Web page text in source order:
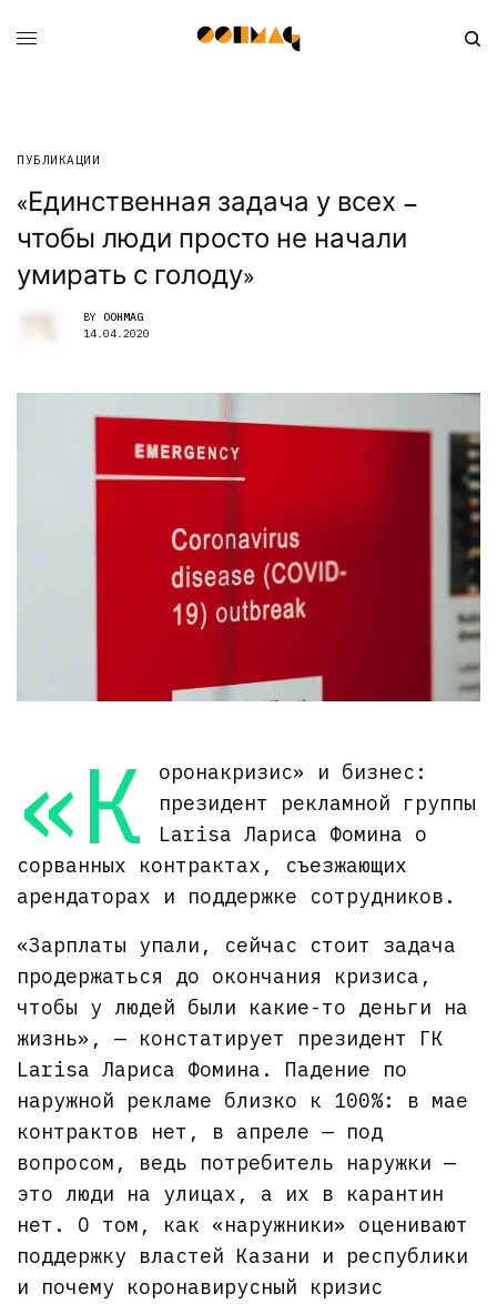
ПУБЛИКАЦИИ
«Единственная задача у всех –
чтобы люди просто не начали
умирать с голоду»
BY OOHMAG
14.04.2020
«К
оронакризис» и бизнес:
президент рекламной группы
Larisa Лариса Фомина о
сорванных контрактах, съезжающих
арендаторах и поддержке сотрудников.
«Зарплаты упали, сейчас стоит задача
продержаться до окончания кризиса,
чтобы у людей были какие-то деньги на
жизнь», — констатирует президент ГК
Larisa Лариса Фомина. Падение по
наружной рекламе близко к 100%: в мае
контрактов нет, в апреле — под
вопросом, ведь потребитель наружки —
это люди на улицах, а их в карантин
нет. О том, как «наружники» оценивают
поддержку властей Казани и республики
и почему коронавирусный кризис